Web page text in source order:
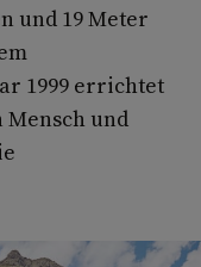
und 19 Meter
1999 errichtet
und